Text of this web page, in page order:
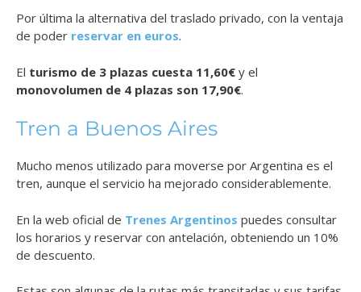
Por última la alternativa del traslado privado, con la ventaja
de poder reservar en euros.
El turismo de 3 plazas cuesta 11,60€ y el
monovolumen de 4 plazas son 17,90€.
Tren a Buenos Aires
Mucho menos utilizado para moverse por Argentina es el
tren, aunque el servicio ha mejorado considerablemente.
En la web oficial de Trenes Argentinos puedes consultar
los horarios y reservar con antelación, obteniendo un 10%
de descuento.